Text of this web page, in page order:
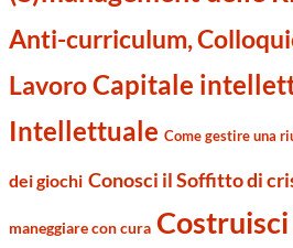
Anti-curriculum,
LavoroCapitale
Intellettuale Come gestire una
dei giochi Conosci il Soffitto di
maneggiare con cura